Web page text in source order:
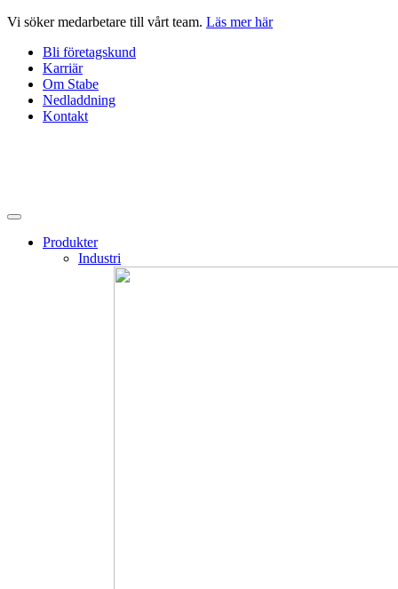
Hoppa
innehåll
Vi söker medarbetare till vårt team. Läs mer här
Bli företagskund
Karriär
Om Stabe
Nedladdning
Kontakt
Produkter
Industri